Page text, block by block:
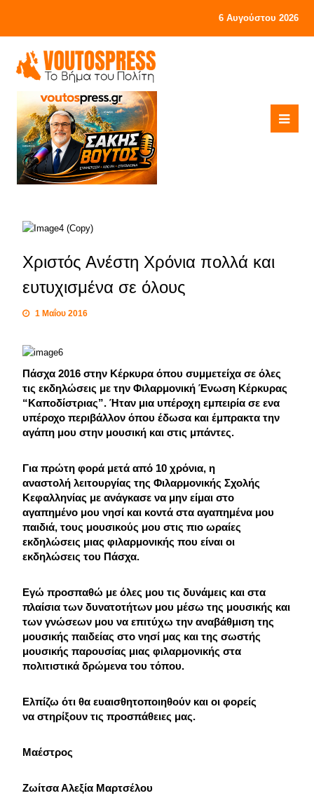
6 Αυγούστου 2026
Χριστός Ανέστη Χρόνια πολλά και
ευτυχισμένα σε όλους
1 Μαΐου 2016
Πάσχα 2016 στην Κέρκυρα όπου συμμετείχα σε όλες
τις εκδηλώσεις με την Φιλαρμονική Ένωση Κέρκυρας
“Καποδίστριας”. Ήταν μια υπέροχη εμπειρία σε ενα
υπέροχο περιβάλλον όπου έδωσα και έμπρακτα την
αγάπη μου στην μουσική και στις μπάντες.
Για πρώτη φορά μετά από 10 χρόνια, η
αναστολή λειτουργίας της Φιλαρμονικής Σχολής
Κεφαλληνίας με ανάγκασε να μην είμαι στο
αγαπημένο μου νησί και κοντά στα αγαπημένα μου
παιδιά, τους μουσικούς μου στις πιο ωραίες
εκδηλώσεις μιας φιλαρμονικής που είναι οι
εκδηλώσεις του Πάσχα.
Εγώ προσπαθώ με όλες μου τις δυνάμεις και στα
πλαίσια των δυνατοτήτων μου μέσω της μουσικής και
των γνώσεων μου να επιτύχω την αναβάθμιση της
μουσικής παιδείας στο νησί μας και της σωστής
μουσικής παρουσίας μιας φιλαρμονικής στα
πολιτιστικά δρώμενα του τόπου.
Ελπίζω ότι θα ευαισθητοποιηθούν και οι φορείς
να στηρίξουν τις προσπάθειες μας.
Μαέστρος
Ζωίτσα Αλεξία Μαρτσέλου